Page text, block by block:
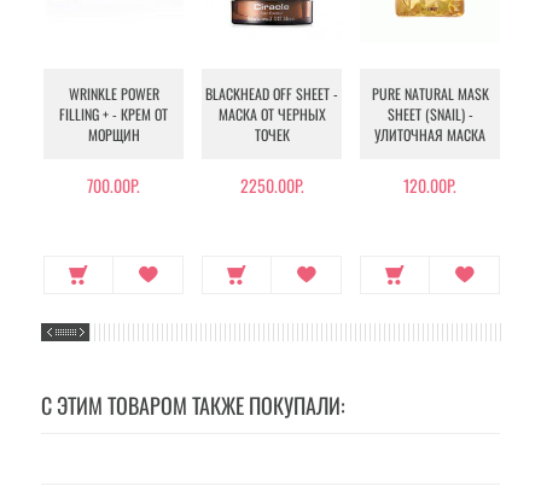
WRINKLE POWER
FILLING + - КРЕМ ОТ
МОРЩИН
700.00Р.
BLACKHEAD OFF SHEET -
МАСКА ОТ ЧЕРНЫХ
ТОЧЕК
2250.00Р.
PURE NATURAL MASK
SHEET (SNAIL) -
УЛИТОЧНАЯ МАСКА
120.00Р.
С ЭТИМ ТОВАРОМ ТАКЖЕ ПОКУПАЛИ: